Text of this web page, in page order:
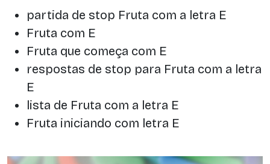
partida de stop Fruta com a letra E
Fruta com E
Fruta que começa com E
respostas de stop para Fruta com a letra
E
lista de Fruta com a letra E
Fruta iniciando com letra E